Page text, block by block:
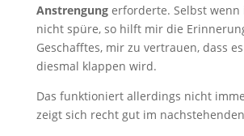
Anstrengungerforderte. Selbst wenn
nicht spüre, so hilft mir die
Geschafftes, mir zu vertrauen, dass
diesmal klappen wird.
Das funktioniert allerdings nicht
zeigt sich recht gut im